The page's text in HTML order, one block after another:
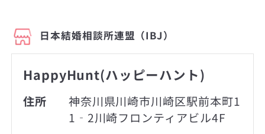
日本結婚相談所連盟（IBJ）
HappyHunt(ハッピーハント)
住所
神奈川県川崎市川崎区駅前本町1
1‐2川崎フロンティアビル4F